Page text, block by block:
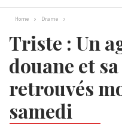
Home Drame
Triste : Un
douane et
retrouvés
samedi